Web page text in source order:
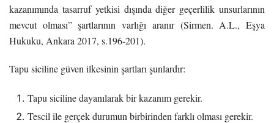
kazanımında tasarruf yetkisi dışında diğer geçerlilik unsurlarının
mevcut olması” şartlarının varlığı aranır (Sirmen. A.L., Eşya
Hukuku, Ankara 2017, s.196-201).
Tapu siciline güven ilkesinin şartları şunlardır:
Tapu siciline dayanılarak bir kazanım gerekir.
Tescil ile gerçek durumun birbirinden farklı olması gerekir.